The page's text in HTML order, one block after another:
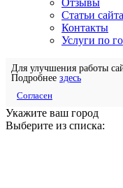
Отзывы
Статьи сайта
Контакты
Услуги по
Для улучшения работы
Подробнее здесь
Согласен
Укажите ваш город
Выберите из списка: